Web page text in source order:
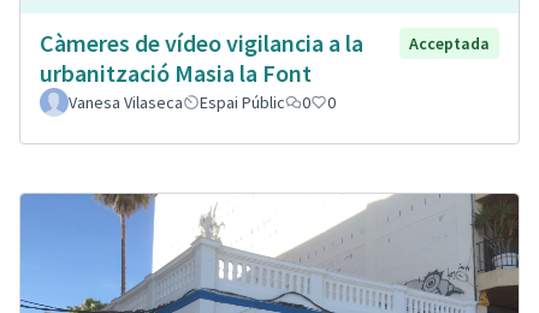
Càmeres de vídeo vigilancia a la
urbanització Masia la Font
Acceptada
Vanesa Vilaseca Espai Públic 0 0